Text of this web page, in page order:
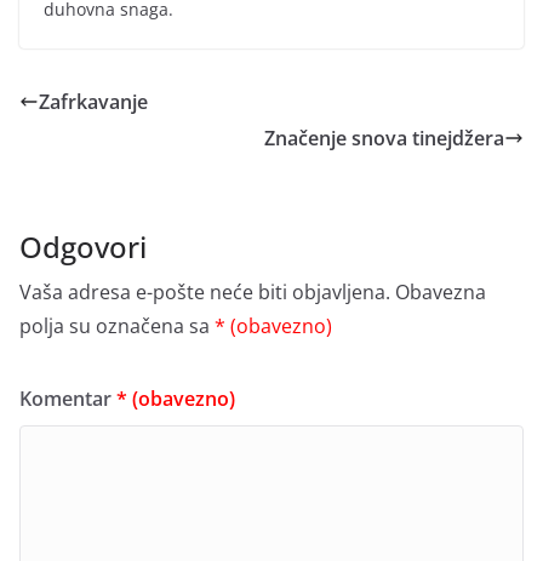
duhovna snaga.
Zafrkavanje
Značenje snova tinejdžera
Odgovori
Vaša adresa e-pošte neće biti objavljena. Obavezna
polja su označena sa * (obavezno)
Komentar* (obavezno)